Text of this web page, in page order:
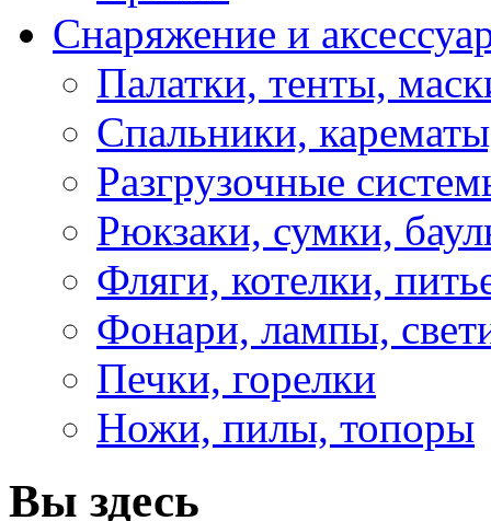
Снаряжение и
Палатки, тенты,
Спальники,
Разгрузочные
Рюкзаки, сумки,
Фляги, котелки,
Фонари, лампы,
Печки, горелки
Ножи, пилы, топоры
Вы здесь